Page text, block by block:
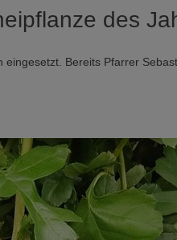
des
Bereits Pfarrer